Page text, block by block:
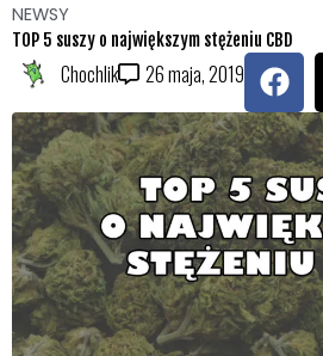
NEWSY
TOP 5 suszy o największym stężeniu CBD
Chochlik 26 maja, 2019 F
a
c
e
b
o
o
k